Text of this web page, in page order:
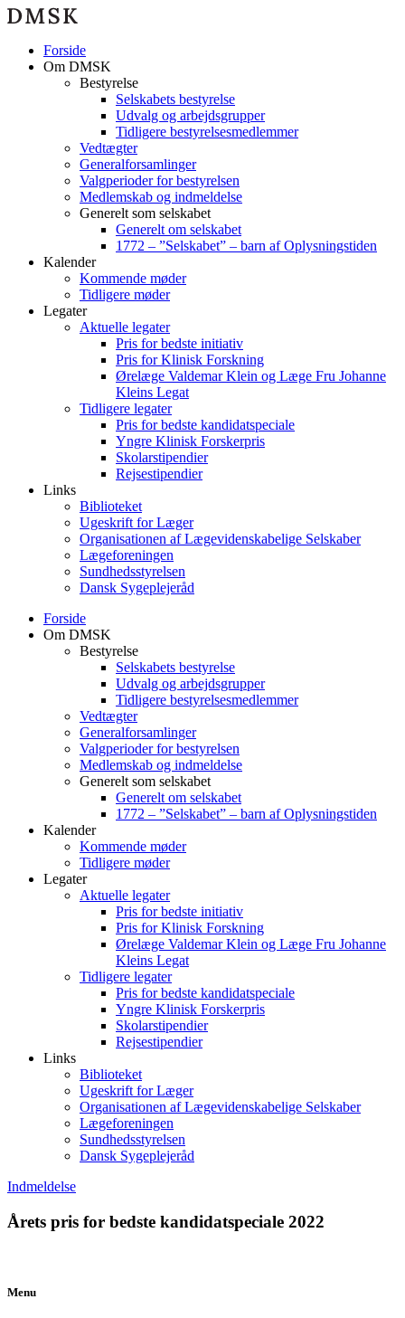
Videre
indholdForside
Om DMSK
Bestyrelse
Selskabets bestyrelse
Udvalg og arbejdsgrupper
Tidligere bestyrelsesmedlemmer
Vedtægter
Generalforsamlinger
Valgperioder for bestyrelsen
Medlemskab og indmeldelse
Generelt som selskabet
Generelt om selskabet
1772 – ”Selskabet” – barn af Oplysningstiden
Kalender
Kommende møder
Tidligere møder
Legater
Aktuelle legater
Pris for bedste initiativ
Pris for Klinisk Forskning
Ørelæge Valdemar Klein og Læge Fru Johanne
Kleins Legat
Tidligere legater
Pris for bedste kandidatspeciale
Yngre Klinisk Forskerpris
Skolarstipendier
Rejsestipendier
Links
Biblioteket
Ugeskrift for Læger
Organisationen af Lægevidenskabelige Selskaber
Lægeforeningen
Sundhedsstyrelsen
Dansk Sygeplejeråd
Forside
Om DMSK
Bestyrelse
Selskabets bestyrelse
Udvalg og arbejdsgrupper
Tidligere bestyrelsesmedlemmer
Vedtægter
Generalforsamlinger
Valgperioder for bestyrelsen
Medlemskab og indmeldelse
Generelt som selskabet
Generelt om selskabet
1772 – ”Selskabet” – barn af Oplysningstiden
Kalender
Kommende møder
Tidligere møder
Legater
Aktuelle legater
Pris for bedste initiativ
Pris for Klinisk Forskning
Ørelæge Valdemar Klein og Læge Fru Johanne
Kleins Legat
Tidligere legater
Pris for bedste kandidatspeciale
Yngre Klinisk Forskerpris
Skolarstipendier
Rejsestipendier
Links
Biblioteket
Ugeskrift for Læger
Organisationen af Lægevidenskabelige Selskaber
Lægeforeningen
Sundhedsstyrelsen
Dansk Sygeplejeråd
Indmeldelse
Årets pris for bedste kandidatspeciale 2022
Menu